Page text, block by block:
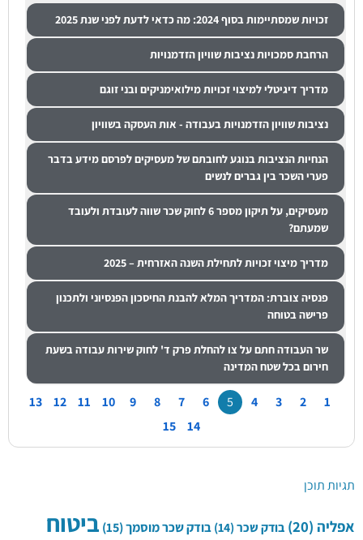
זכויות שמסתיימות בסוף 2024: מה כדאי לדעת לפני שנת 2025
הרחבת סמכויות נציבות שוויון הזדמנויות
מדריך דיגיטלי למיצוי זכויות מילואימניקים ובני זוגם
נציבות שוויון הזדמנויות בעבודה - אות העסקה בשוויון
הנחיות הנציבות בנוגע לחובתם של מעסיקים לפרסם מידע בדבר
פערי השכר בין גברים לנשים
מעסיקים, על תיקון מספר 6 לחוק שכר שווה לעובדת ולעובד
שמעתם?
מדריך מיצוי זכויות לתחילת השנה האזרחית – 2025
פנסיה צוברת: המדריך המלא להבנת החיסכון הפנסיוני ולתכנון
פרישה בטוחה
שר העבודה חתם על צו להחלת פרק ד' לחוק שירות עבודה בשעת
חירום בכל שטח המדינה
5
10
11
12
13
14
15
תגיות תוכן
אפליה(20) בודק שכר(14) בודק שכר מוסמך(15)
ביטוח